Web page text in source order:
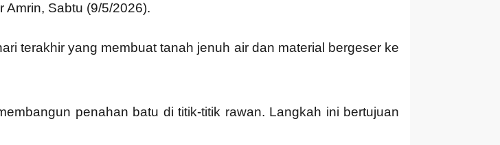
Amrin, Sabtu (9/5/2026).
terakhir yang membuat tanah jenuh air dan material bergeser ke
penahan batu di titik-titik rawan. Langkah ini bertujuan